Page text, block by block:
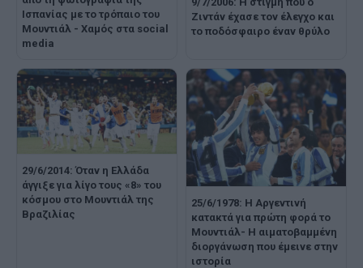
Ισπανίας με το τρόπαιο του
Μουντιάλ - Χαμός στα social
media
Ζιντάν έχασε τον έλεγχο και
το ποδόσφαιρο έναν θρύλο
29/6/2014: Όταν η Ελλάδα
άγγιξε για λίγο τους «8» του
κόσμου στο Μουντιάλ της
Βραζιλίας
25/6/1978: Η Αργεντινή
κατακτά για πρώτη φορά το
Μουντιάλ- Η αιματοβαμμένη
διοργάνωση που έμεινε στην
ιστορία